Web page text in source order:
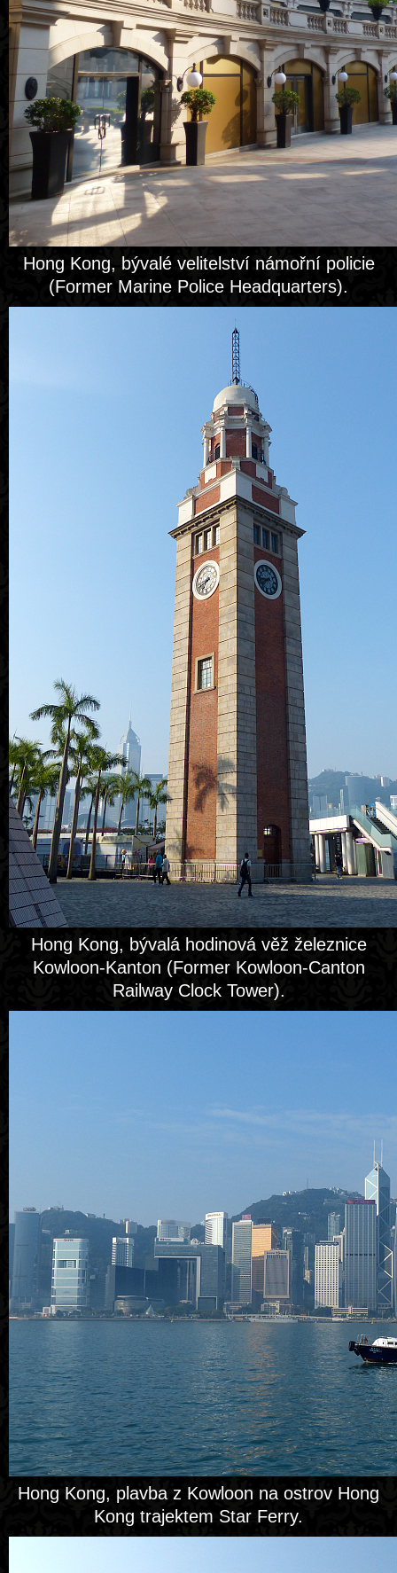
Hong Kong, bývalé velitelství námořní policie
(Former Marine Police Headquarters).
Hong Kong, bývalá hodinová věž železnice
Kowloon-Kanton (Former Kowloon-Canton
Railway Clock Tower).
Hong Kong, plavba z Kowloon na ostrov Hong
Kong trajektem Star Ferry.